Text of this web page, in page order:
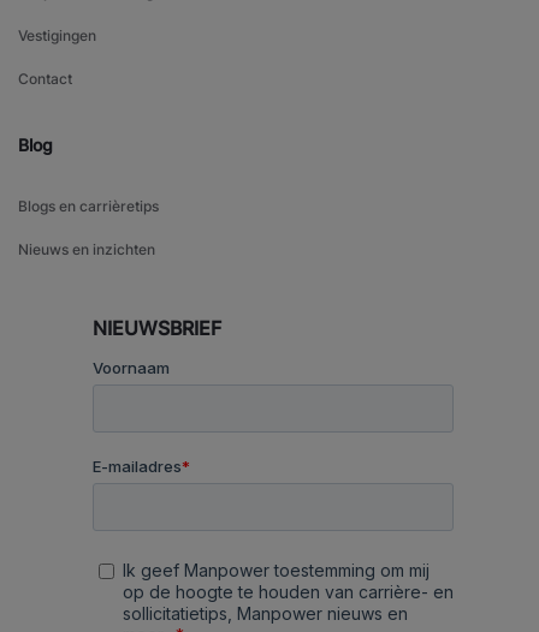
Vestigingen
Contact
Blog
Blogs en carrièretips
Nieuws en inzichten
NIEUWSBRIEF